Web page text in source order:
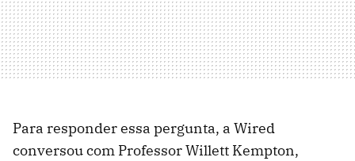
Para responder essa pergunta, a Wired
conversou com Professor Willett Kempton,